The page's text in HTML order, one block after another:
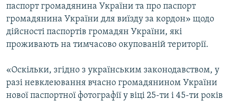
паспорт громадянина України та про паспорт
громадянина України для виїзду за кордон» щодо
дійсності паспортів громадян України, які
проживають на тимчасово окупованій території.
«Оскільки, згідно з українським законодавством, у
разі невклеювання вчасно громадянином України
нової паспортної фотографії у віці 25-ти і 45-ти років